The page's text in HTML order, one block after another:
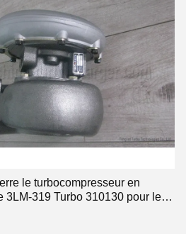
le turbocompresseur en
3LM-319 Turbo 310130 pour le